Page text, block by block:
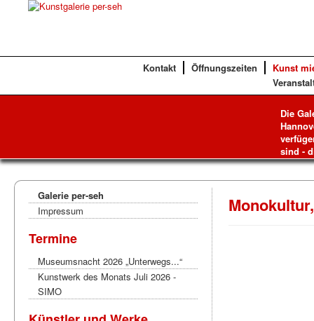
Kontakt Öffnungszeiten
Kunst
Die
sind -
Galerie per-seh
Impressum
Termine
Museumsnacht 2026 „Unterwegs...“
Kunstwerk des Monats Juli 2026 -
SIMO